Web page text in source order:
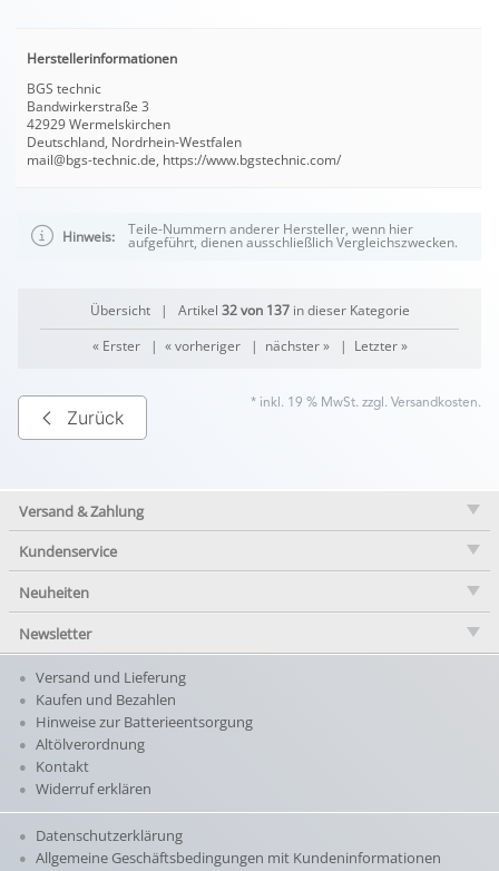
Herstellerinformationen
BGS technic
Bandwirkerstraße 3
42929 Wermelskirchen
Deutschland, Nordrhein-Westfalen
mail@bgs-technic.de, https://www.bgstechnic.com/
Hinweis: Teile-Nummern anderer Hersteller, wenn hier
aufgeführt, dienen ausschließlich Vergleichszwecken.
Übersicht| Artikel 32 von 137in dieser Kategorie
« Erster| « vorheriger| nächster »| Letzter »
Zurück
* inkl. 19 % MwSt. zzgl. Versandkosten.
Versand & Zahlung
Kundenservice
Neuheiten
Newsletter
Versand und Lieferung
Kaufen und Bezahlen
Hinweise zur Batterieentsorgung
Altölverordnung
Kontakt
Widerruf erklären
Datenschutzerklärung
Allgemeine Geschäftsbedingungen mit Kundeninformationen